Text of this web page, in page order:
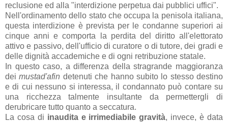
reclusione ed alla "interdizione perpetua dai pubblici uffici".
Nell'ordinamento dello stato che occupa la penisola italiana,
questa interdizione è prevista per le condanne superiori ai
cinque anni e comporta la perdita del diritto all'elettorato
attivo e passivo, dell'ufficio di curatore o di tutore, dei gradi e
delle dignità accademiche e di ogni retribuzione statale.
In questo caso, a differenza della stragrande maggioranza
deimustad'afin detenuti che hanno subito lo stesso destino
e di cui nessuno si interessa, il condannato può contare su
una ricchezza talmente insultante da permettergli di
derubricare tutto quanto a seccatura.
La cosa di inaudita e irrimediabile gravità, invece, è data